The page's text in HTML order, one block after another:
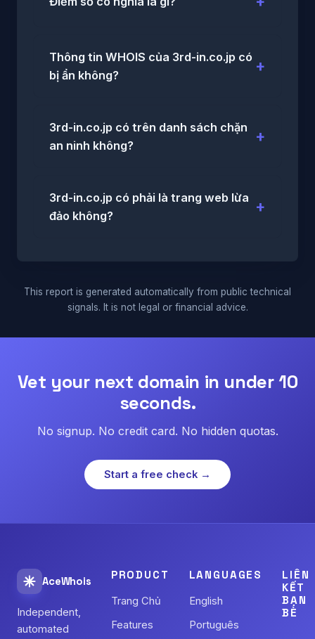
Thông tin WHOIS của 3rd-in.co.jp có
bị ẩn không?
3rd-in.co.jp có trên danh sách chặn
an ninh không?
3rd-in.co.jp có phải là trang web lừa
đảo không?
This report is generated automatically from public technical
signals. It is not legal or financial advice.
Vet your next domain in under 10
seconds.
No signup. No credit card. No hidden quotas.
Start a free check →
AceWhois
Independent,
automated
PRODUCT
Trang Chủ
Features
LANGUAGES
English
Português
LIÊN
KẾT
BẠN
BÈ